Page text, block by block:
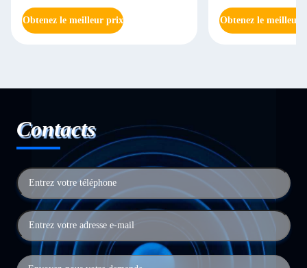
Obtenez le meilleur prix Obtenez le meilleur
Contacts